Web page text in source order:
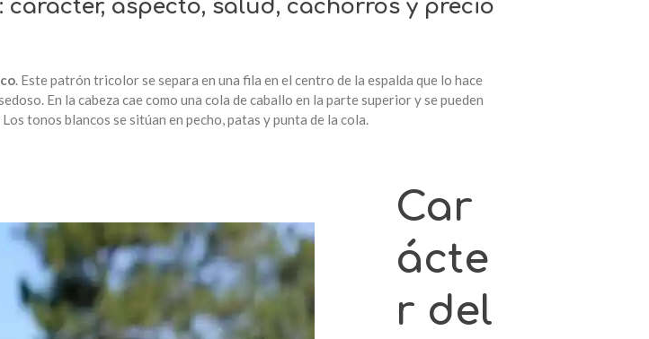
. Este patrón tricolor se separa en una fila en el centro de la espalda que lo hace
En la cabeza cae como una cola de caballo en la parte superior y se pueden
tonos blancos se sitúan en pecho, patas y punta de la cola.
Car
ácte
r del